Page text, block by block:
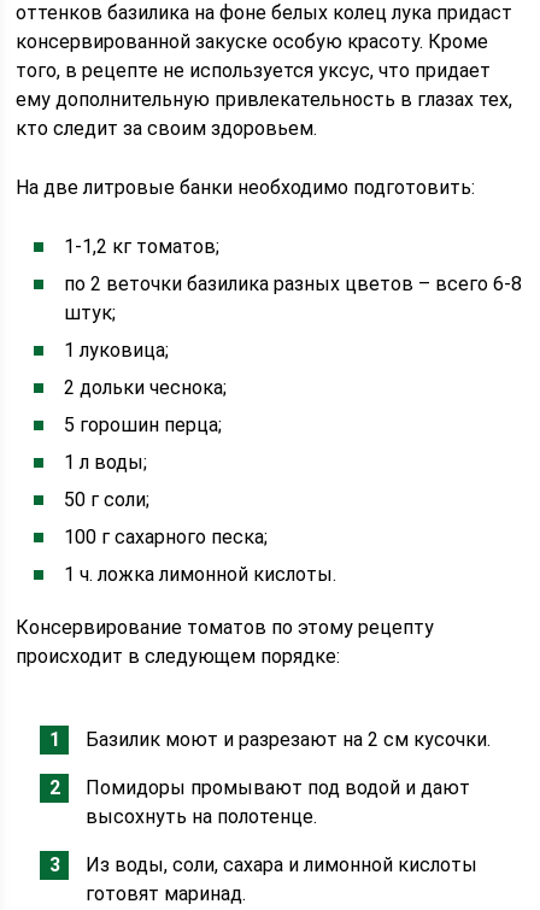
оттенков базилика на фоне белых колец лука придаст
консервированной закуске особую красоту. Кроме
того, в рецепте не используется уксус, что придает
ему дополнительную привлекательность в глазах тех,
кто следит за своим здоровьем.
На две литровые банки необходимо подготовить:
1-1,2 кг томатов;
по 2 веточки базилика разных цветов – всего 6-8
штук;
1 луковица;
2 дольки чеснока;
5 горошин перца;
1 л воды;
50 г соли;
100 г сахарного песка;
1 ч. ложка лимонной кислоты.
Консервирование томатов по этому рецепту
происходит в следующем порядке:
Базилик моют и разрезают на 2 см кусочки.
Помидоры промывают под водой и дают
высохнуть на полотенце.
Из воды, соли, сахара и лимонной кислоты
готовят маринад.